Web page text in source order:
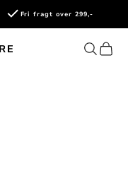
Fri fragt over 299,-
ÅbnÅbn